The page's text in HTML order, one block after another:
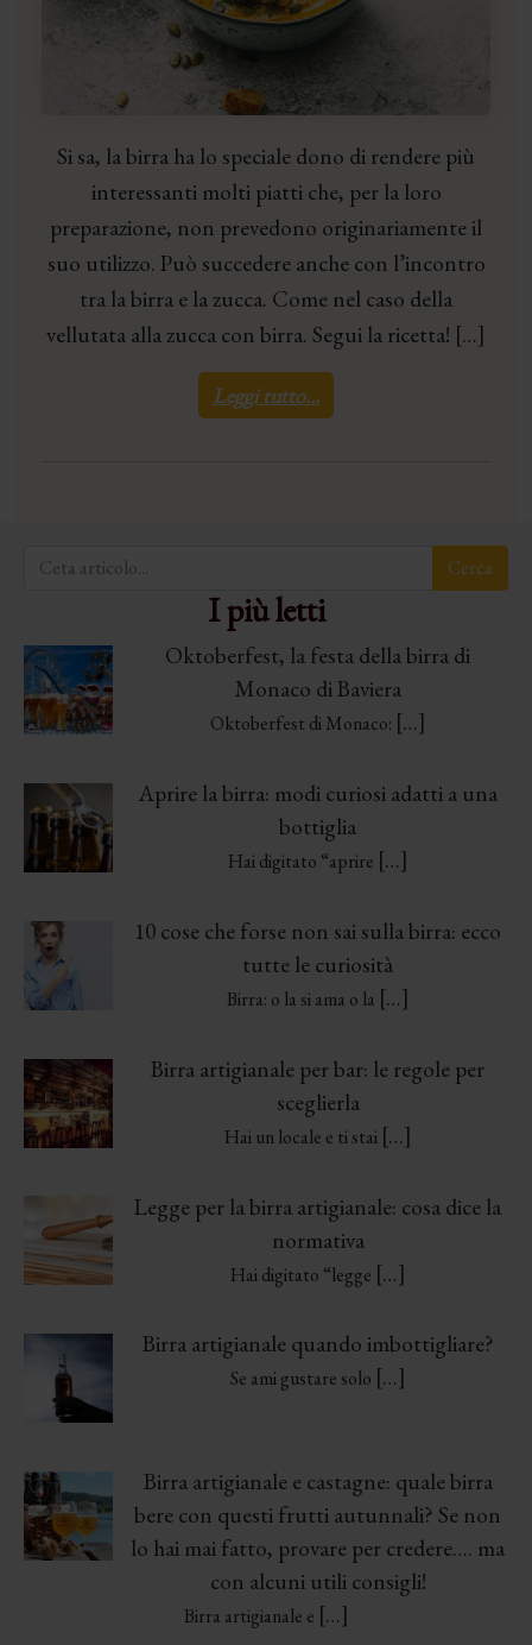
Si sa, la birra ha lo speciale dono di rendere più
interessanti molti piatti che, per la loro
preparazione, non prevedono originariamente il
suo utilizzo. Può succedere anche con l’incontro
tra la birra e la zucca. Come nel caso della
vellutata alla zucca con birra. Segui la ricetta! […]
Leggi tutto…
I più letti
Oktoberfest, la festa della birra di
Monaco di Baviera
Oktoberfest di Monaco: […]
Aprire la birra: modi curiosi adatti a una
bottiglia
Hai digitato “aprire […]
10 cose che forse non sai sulla birra: ecco
tutte le curiosità
Birra: o la si ama o la […]
Birra artigianale per bar: le regole per
sceglierla
Hai un locale e ti stai […]
Legge per la birra artigianale: cosa dice la
normativa
Hai digitato “legge […]
Birra artigianale quando imbottigliare?
Se ami gustare solo […]
Birra artigianale e castagne: quale birra
bere con questi frutti autunnali? Se non
lo hai mai fatto, provare per credere…. ma
con alcuni utili consigli!
Birra artigianale e […]